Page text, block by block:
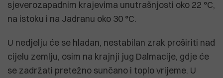
sjeverozapadnim krajevima unutrašnjosti oko 22 °C,
na istoku i na Jadranu oko 30 °C.
U nedjelju će se hladan, nestabilan zrak proširiti nad
cijelu zemlju, osim na krajnji jug Dalmacije, gdje će
se zadržati pretežno sunčano i toplo vrijeme. U